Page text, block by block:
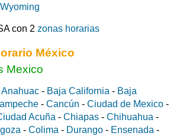
Wyoming
con 2 zonas horarias
México
Mexico
Anahuac - Baja California - Baja
- Cancún - Ciudad de Mexico -
Acuña - Chiapas - Chihuahua -
- Colima - Durango - Ensenada -